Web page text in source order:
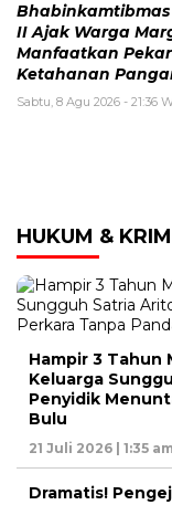
Bhabinkamtibmas
II Ajak Warga
Manfaatkan
Ketahanan
Sabtu, 8 Agu 2026 - 21:36
HUKUM &
Hampir 3 Tahun
Keluarga
Penyidik
Bulu
21 Juli 2026 | 1:35
Dramatis!